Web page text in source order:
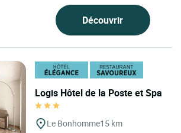
Découvrir
Logis Hôtel de la Poste et Spa
Le Bonhomme15 km